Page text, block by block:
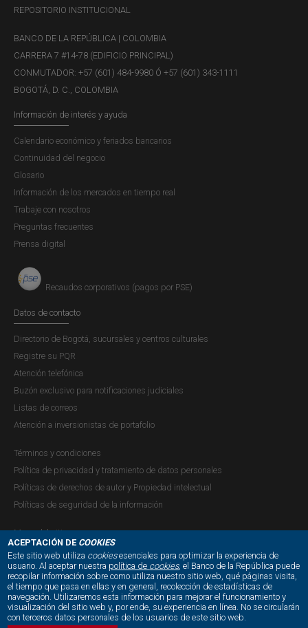
ACEPTACIÓN DE COOKIES
Este sitio web utiliza cookiesesenciales para optimizar la experiencia de
usuario. Al aceptar nuestra política de cookies, el Banco de la República puede
recopilar información sobre como utiliza nuestro sitio web, qué páginas visita,
el tiempo que pasa en ellas y en general, recolección de estadísticas de
navegación. Utilizaremos esta información para mejorar el funcionamiento y
visualización del sitio web y, por ende, su experiencia en línea. No se circularán
con terceros datos personales de los usuarios de este sitio web.
REPOSITORIO INSTITUCIONAL
BANCO DE LA REPÚBLICA | COLOMBIA
CARRERA 7 #14-78 (EDIFICIO PRINCIPAL)
CONMUTADOR: +57 (601) 484-9980 Ó +57 (601) 343-1111
BOGOTÁ, D. C., COLOMBIA
Información de interés y ayuda
Calendario económico y feriados bancarios
Continuidad del negocio
Glosario
Información de los mercados en tiempo real
Trabaje con nosotros
Preguntas frecuentes
Prensa digital
Recaudos corporativos (pagos por PSE)
Datos de contacto
Directorio de Bogotá, sucursales y centros culturales
Registre su PQR
Atención telefónica
Buzón exclusivo para notificaciones judiciales
Listas de correos
Atención a inversionistas de portafolio
Términos y condiciones
Política de privacidad y tratamiento de datos personales
Políticas de derechos de autor y Propiedad intelectual
Políticas de seguridad de la información
Mapa del sitio
NUESTRAS REDES SOCIALES: